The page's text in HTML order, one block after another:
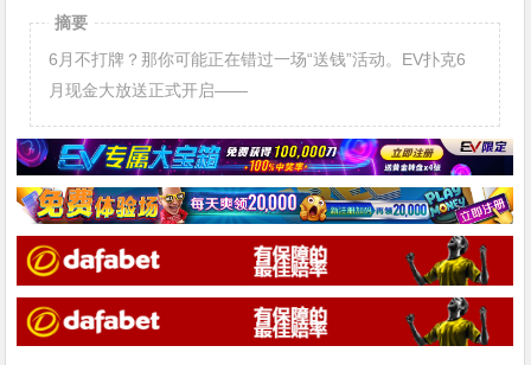
摘要
6月不打牌？那你可能正在错过一场“送钱”活动。EV扑克6
月现金大放送正式开启——